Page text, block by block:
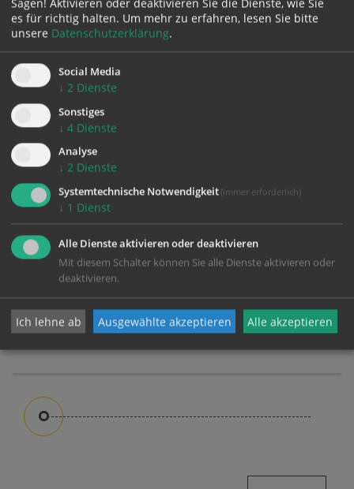
des Diözesankunstvereins
es für richtig halten. Um mehr zu erfahren, lesen Sie bitte
unsere Datenschutzerklärung.
Social Media
↓ 2 Dienste
Sonstiges
↓ 4 Dienste
Analyse
↓ 2 Dienste
Systemtechnische Notwendigkeit (immer erforderlich)
↓ 1 Dienst
Alle Dienste aktivieren oder deaktivieren
Mit diesem Schalter können Sie alle Dienste aktivieren oder
deaktivieren.
Ich lehne ab Ausgewählte akzeptieren Alle akzeptieren